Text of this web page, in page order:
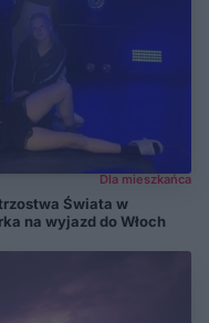
Dla mieszkańca
Świata w
na wyjazd do Włoch